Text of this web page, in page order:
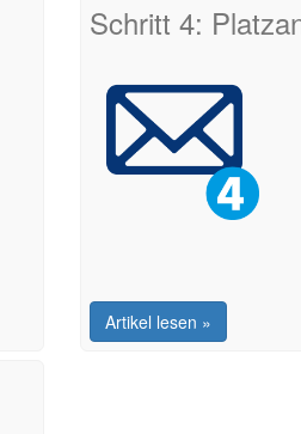
Schritt 4:
Artikel lesen »